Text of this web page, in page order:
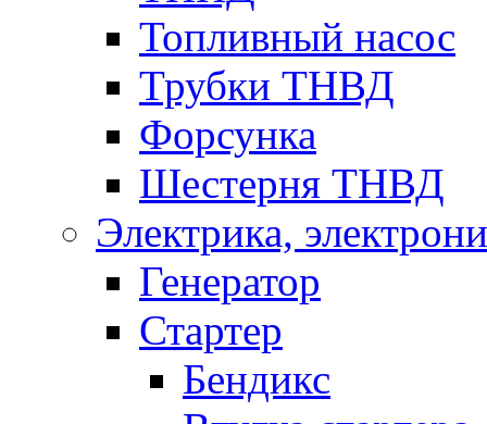
Топливный насос
Трубки ТНВД
Форсунка
Шестерня ТНВД
Электрика,
Генератор
Стартер
Бендикс